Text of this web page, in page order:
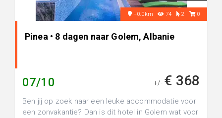
+0.0km 74 2 0
Pinea • 8 dagen naar Golem, Albanie
07/10 +/- € 368
Ben jij op zoek naar een leuke accommodatie voor
een zonvakantie? Dan is dit hotel in Golem wat voor